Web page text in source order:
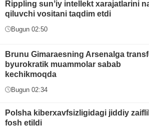
Rippling sunʼiy intellekt xarajatlarini
qiluvchi vositani taqdim etdi
Bugun 02:50
Brunu Gimaraesning Arsenalga
byurokratik muammolar sabab
kechikmoqda
Bugun 02:34
Polsha kiberxavfsizligidagi jiddiy
fosh etildi